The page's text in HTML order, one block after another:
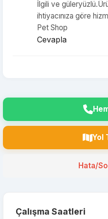
İlgili ve
ihtiyacınıza göre
Pet Shop
Cevapla
Yol
Hata/
Çalışma Saatleri